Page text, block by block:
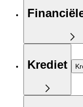
Krediet